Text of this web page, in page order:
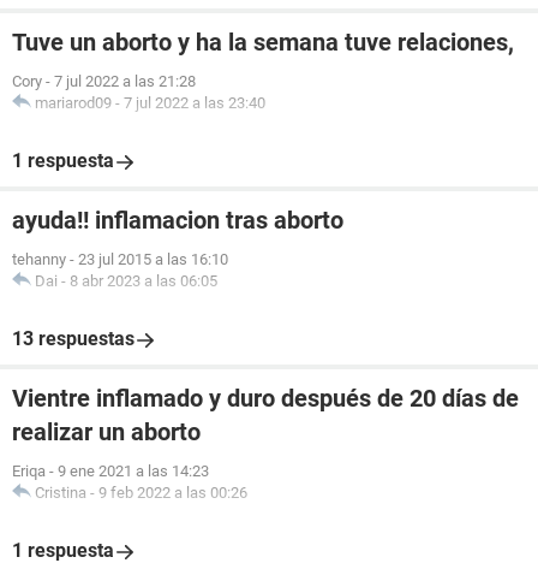
Tuve un aborto y ha la semana tuve relaciones,
Cory - 7 jul 2022 a las 21:28
mariarod09 - 7 jul 2022 a las 23:40
1 respuesta
ayuda!! inflamacion tras aborto
tehanny - 23 jul 2015 a las 16:10
Dai - 8 abr 2023 a las 06:05
13 respuestas
Vientre inflamado y duro después de 20 días de
realizar un aborto
Eriqa - 9 ene 2021 a las 14:23
Cristina - 9 feb 2022 a las 00:26
1 respuesta